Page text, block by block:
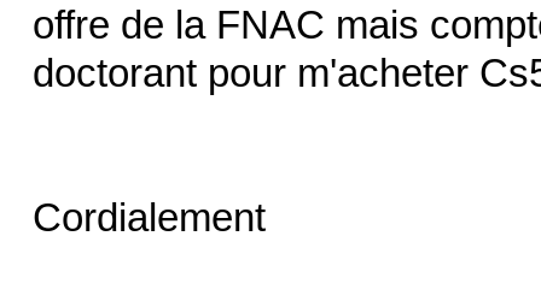
offre de la FNAC mais
doctorant pour m'acheter
Cordialement